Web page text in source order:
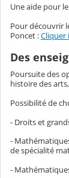
Une aide pour
Pour découvrir
Poncet :Cliquer
Des
Poursuite des
histoire des
Possibilité de
- Droits et
-
de spécialité
-